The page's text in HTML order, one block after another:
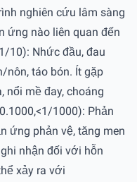
nghiên cứu lâm sàng
ứng nào liên quan đến
10): Nhức đầu, đau
nôn, táo bón. Ít gặp
nổi mề đay, choáng
1000): Phản
ứng phản vệ, tăng men
nhận đối với hỗn
xảy ra với